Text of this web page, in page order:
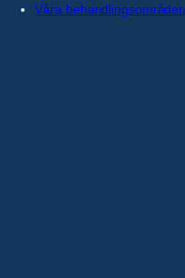
Våra behandlingsområden